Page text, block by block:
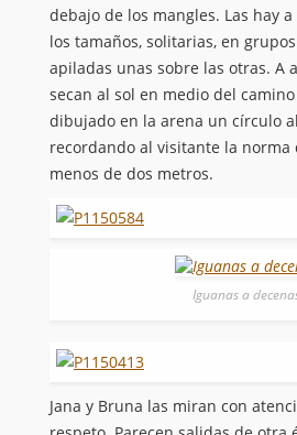
debajo de los mangles. Las hay
los tamaños, solitarias, en
apiladas unas sobre las otras. A
secan al sol en medio del
dibujado en la arena un círculo
recordando al visitante la norma
menos de dos metros.
Iguanas a
Jana y Bruna las miran con